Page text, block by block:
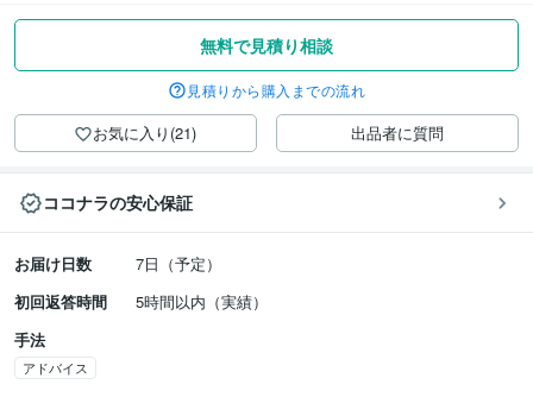
無料で見積り相談
見積りから購入までの流れ
お気に入り(21) 出品者に質問
ココナラの安心保証
お届け日数
7日（予定）
初回返答時間
5時間以内（実績）
手法
アドバイス